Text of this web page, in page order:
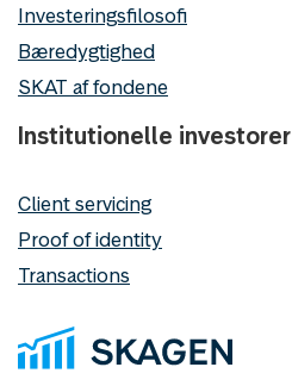
Investeringsfilosofi
Bæredygtighed
SKAT af fondene
Institutionelle investorer
Client servicing
Proof of identity
Transactions